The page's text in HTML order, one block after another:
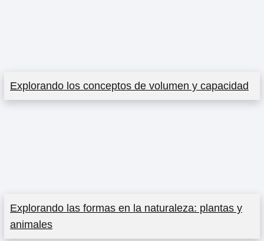
Explorando los conceptos de volumen y capacidad
Explorando las formas en la naturaleza: plantas y
animales